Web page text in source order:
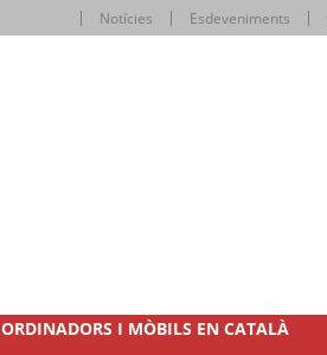
Notícies Esdeveniments
ORDINADORS I MÒBILS EN CATALÀ